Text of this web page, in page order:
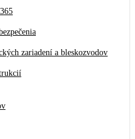
zariadení a bleskozvodov